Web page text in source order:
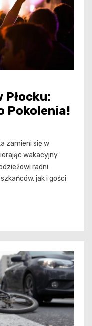
Płocku:
Pokolenia!
zamieni się w
wakacyjny
radni
jak i gości